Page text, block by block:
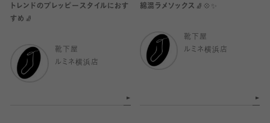
トレンドのプレッピースタイルにおす
すめ🧦
靴下屋
ルミネ横浜店
綿混ラメソックス🧦💠✨
靴下屋
ルミネ横浜店